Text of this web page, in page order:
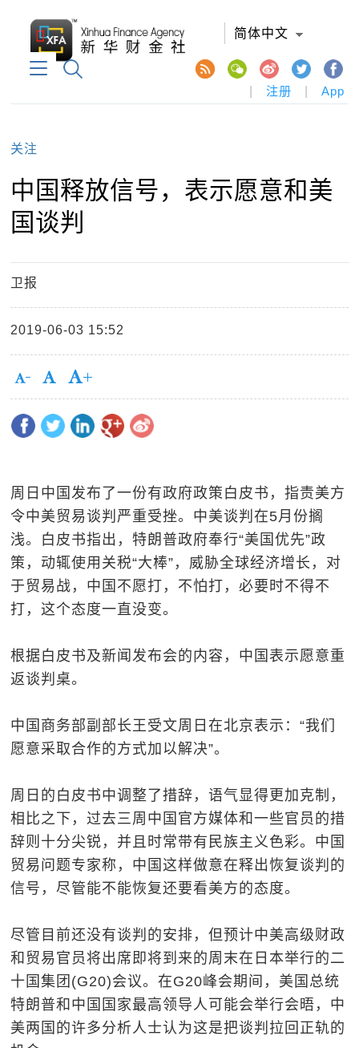
简体中文
注册 App
关注
中国释放信号，表示愿意和美
国谈判
卫报
2019-06-03 15:52
周日中国发布了一份有政府政策白皮书，指责美方
令中美贸易谈判严重受挫。中美谈判在5月份搁
浅。白皮书指出，特朗普政府奉行“美国优先”政
策，动辄使用关税“大棒”，威胁全球经济增长，对
于贸易战，中国不愿打，不怕打，必要时不得不
打，这个态度一直没变。
根据白皮书及新闻发布会的内容，中国表示愿意重
返谈判桌。
中国商务部副部长王受文周日在北京表示：“我们
愿意采取合作的方式加以解决”。
周日的白皮书中调整了措辞，语气显得更加克制，
相比之下，过去三周中国官方媒体和一些官员的措
辞则十分尖锐，并且时常带有民族主义色彩。中国
贸易问题专家称，中国这样做意在释出恢复谈判的
信号，尽管能不能恢复还要看美方的态度。
尽管目前还没有谈判的安排，但预计中美高级财政
和贸易官员将出席即将到来的周末在日本举行的二
十国集团(G20)会议。在G20峰会期间，美国总统
特朗普和中国国家最高领导人可能会举行会晤，中
美两国的许多分析人士认为这是把谈判拉回正轨的